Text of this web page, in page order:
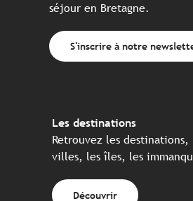
séjour en Bretagne.
S'inscrire à notre
Les destinations
Retrouvez les destinations,
villes, les îles, les
Découvrir